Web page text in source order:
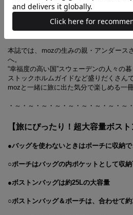
ファンブックが発売されることになりまし
豪華アイテムは、なんと2大特典！
旅行に便利な超大容量パッカブルボスト
本誌では、mozの生みの親・アンダース
へ。
“幸福度の高い国”スウェーデンの人々の
ストックホルムガイドなど盛りだくさん
mozと一緒に旅に出た気分で楽しめる一冊
・～・～・～・～・～・～・～・～・～
【旅にぴったり！超大容量ボスト
●バッグを使わないときはポーチに収納で
○ポーチはバッグの内ポケットとして収
●ボストンバッグは約25Lの大容量
○ボストンバッグ＆ポーチは、合わせて